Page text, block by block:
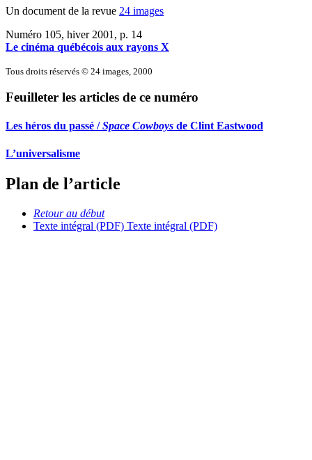
Un document de la revue 24 images
Numéro 105, hiver 2001 , p. 14
Le cinéma québécois aux rayons X
Tous droits réservés © 24 images, 2000
Feuilleter les articles de ce numéro
Les héros du passé /Space Cowboys de Clint Eastwood
L’universalisme
Plan de l’article
Retour au début
Texte intégral (PDF) Texte intégral (PDF)